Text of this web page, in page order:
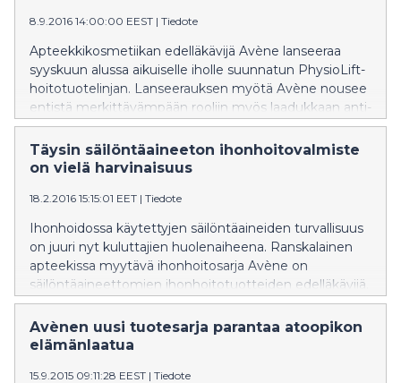
8.9.2016 14:00:00 EEST | Tiedote
Apteekkikosmetiikan edelläkävijä Avène lanseeraa
syyskuun alussa aikuiselle iholle suunnatun PhysioLift-
hoitotuotelinjan. Lanseerauksen myötä Avène nousee
entistä merkittävämpään rooliin myös laadukkaan anti-
aging-apteekkikosmetiikan tarjoajana.
Täysin säilöntäaineeton ihonhoitovalmiste
on vielä harvinaisuus
18.2.2016 15:15:01 EET | Tiedote
Ihonhoidossa käytettyjen säilöntäaineiden turvallisuus
on juuri nyt kuluttajien huolenaiheena. Ranskalainen
apteekissa myytävä ihonhoitosarja Avène on
säilöntäaineettomien ihonhoitotuotteiden edelläkävijä.
Tällä hetkellä sarjan valikoimasta löytyy täysin
säilöntäaineettomia tuotteita sekä kasvoille että
vartalolle.
Avènen uusi tuotesarja parantaa atoopikon
elämänlaatua
15.9.2015 09:11:28 EEST | Tiedote